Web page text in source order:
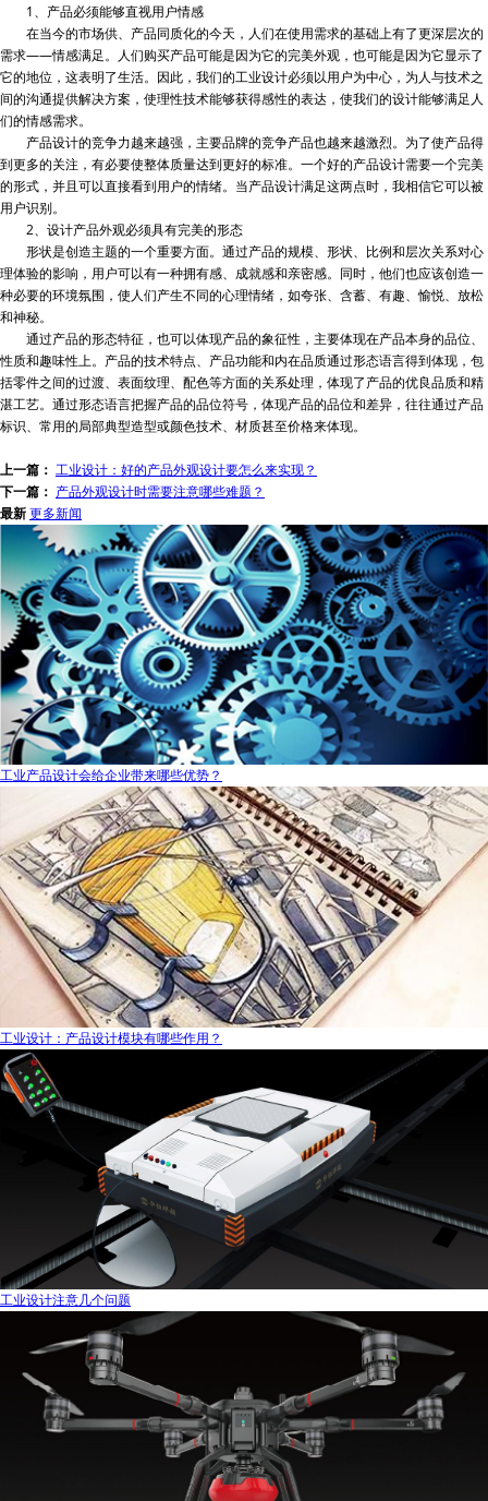
1、产品必须能够直视用户情感
在当今的市场供、产品同质化的今天，人们在使用需求的基础上有了更深层次的
需求——情感满足。人们购买产品可能是因为它的完美外观，也可能是因为它显示了
它的地位，这表明了生活。因此，我们的工业设计必须以用户为中心，为人与技术之
间的沟通提供解决方案，使理性技术能够获得感性的表达，使我们的设计能够满足人
们的情感需求。
产品设计的竞争力越来越强，主要品牌的竞争产品也越来越激烈。为了使产品得
到更多的关注，有必要使整体质量达到更好的标准。一个好的产品设计需要一个完美
的形式，并且可以直接看到用户的情绪。当产品设计满足这两点时，我相信它可以被
用户识别。
2、设计产品外观必须具有完美的形态
形状是创造主题的一个重要方面。通过产品的规模、形状、比例和层次关系对心
理体验的影响，用户可以有一种拥有感、成就感和亲密感。同时，他们也应该创造一
种必要的环境氛围，使人们产生不同的心理情绪，如夸张、含蓄、有趣、愉悦、放松
和神秘。
通过产品的形态特征，也可以体现产品的象征性，主要体现在产品本身的品位、
性质和趣味性上。产品的技术特点、产品功能和内在品质通过形态语言得到体现，包
括零件之间的过渡、表面纹理、配色等方面的关系处理，体现了产品的优良品质和精
湛工艺。通过形态语言把握产品的品位符号，体现产品的品位和差异，往往通过产品
标识、常用的局部典型造型或颜色技术、材质甚至价格来体现。
上一篇： 工业设计：好的产品外观设计要怎么来实现？
下一篇： 产品外观设计时需要注意哪些难题？
最新更多新闻
工业产品设计会给企业带来哪些优势？
工业设计：产品设计模块有哪些作用？
工业设计注意几个问题